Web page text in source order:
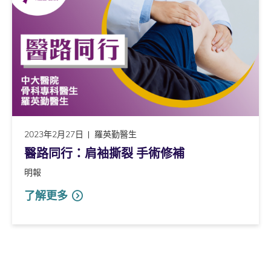
2023年2月27日 羅英勤醫生
醫路同行：肩袖撕裂 手術修補
明報
了解更多